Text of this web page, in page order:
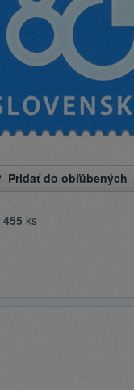
Pridať do obľúbených
455 ks